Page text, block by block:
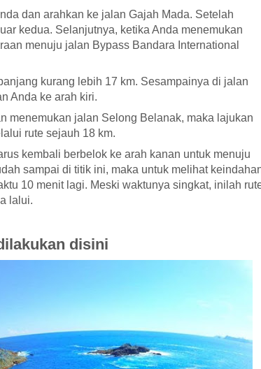
dan arahkan ke jalan Gajah Mada. Setelah
kedua. Selanjutnya, ketika Anda menemukan
menuju jalan Bypass Bandara International
kurang lebih 17 km. Sesampainya di jalan
Anda ke arah kiri.
menemukan jalan Selong Belanak, maka lajukan
rute sejauh 18 km.
kembali berbelok ke arah kanan untuk menuju
sampai di titik ini, maka untuk melihat
10 menit lagi. Meski waktunya singkat, inilah
lalui.
disini